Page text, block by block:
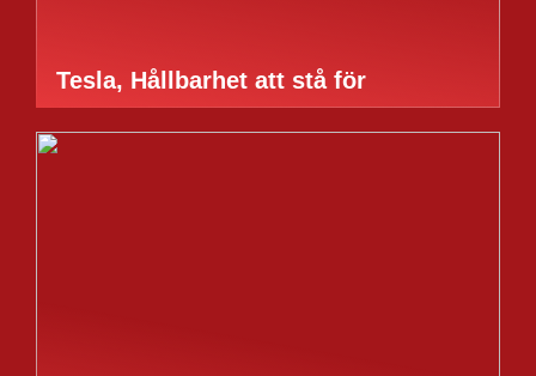
Tesla, Hållbarhet att stå för